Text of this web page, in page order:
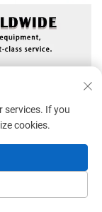
services. If you
cookies.